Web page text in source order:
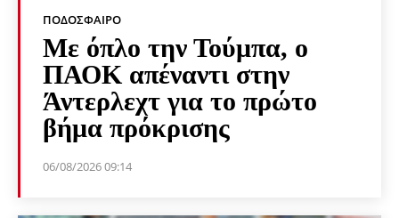
ΠΟΔΌΣΦΑΙΡΟ
Με όπλο την Τούμπα, ο
ΠΑΟΚ απέναντι στην
Άντερλεχτ για το πρώτο
βήμα πρόκρισης
06/08/2026 09:14